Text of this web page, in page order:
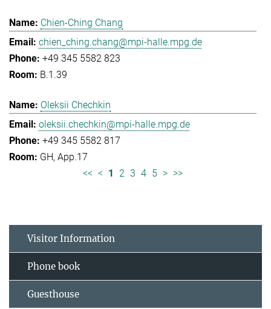
Chien-Ching Chang
chien_ching.chang@mpi-halle.mpg.de
+49 345 5582 823
B.1.39
Oleksii Chechkin
oleksii.chechkin@mpi-halle.mpg.de
+49 345 5582 817
GH, App.17
<< < 1 2 3 4 5 > >>
Visitor Information
Phone book
Guesthouse